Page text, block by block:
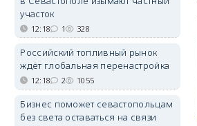
участок
12:18 1 328
Российский топливный рынок
ждёт глобальная перенастройка
12:18 2 1055
Бизнес поможет севастопольцам
без света оставаться на связи